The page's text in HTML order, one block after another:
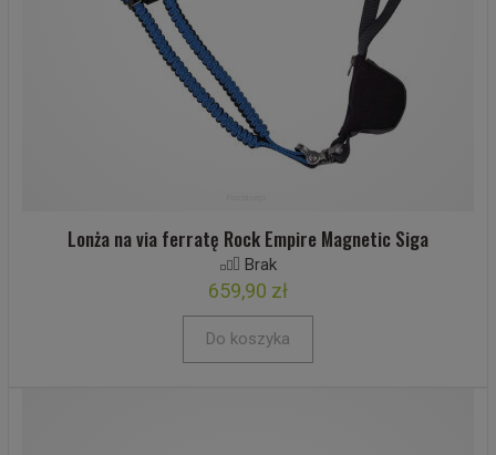
Lonża na via ferratę Rock Empire Magnetic Siga
Brak
659,90 zł
Do koszyka